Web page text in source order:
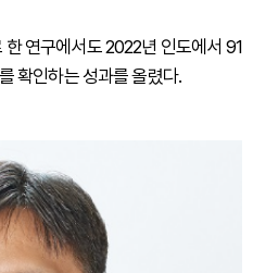
연구에서도 2022년 인도에서 91
확인하는 성과를 올렸다.